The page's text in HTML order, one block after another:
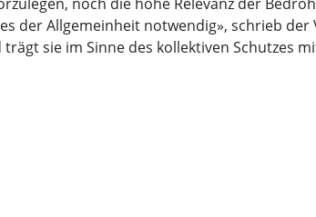
der Allgemeinheit notwendig», schrieb der
sie im Sinne des kollektiven Schutzes